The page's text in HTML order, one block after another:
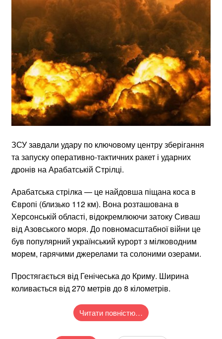
ЗСУ завдали удару по ключовому центру зберігання
та запуску оперативно-тактичних ракет і ударних
дронів на Арабатській Стрілці.
Арабатська стрілка — це найдовша піщана коса в
Європі (близько 112 км). Вона розташована в
Херсонській області, відокремлюючи затоку Сиваш
від Азовського моря. До повномасштабної війни це
був популярний український курорт з мілководним
морем, гарячими джерелами та солоними озерами.
Простягається від Генічеська до Криму. Ширина
коливається від 270 метрів до 8 кілометрів.
Читати повністю…